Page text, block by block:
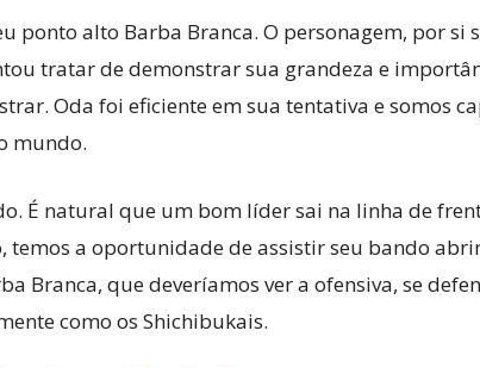
alto Barba Branca. O personagem, por si
tratar de demonstrar sua grandeza e
Oda foi eficiente em sua tentativa e somos
mundo.
É natural que um bom líder sai na linha de
a oportunidade de assistir seu bando
Branca, que deveríamos ver a ofensiva, se
como os Shichibukais.